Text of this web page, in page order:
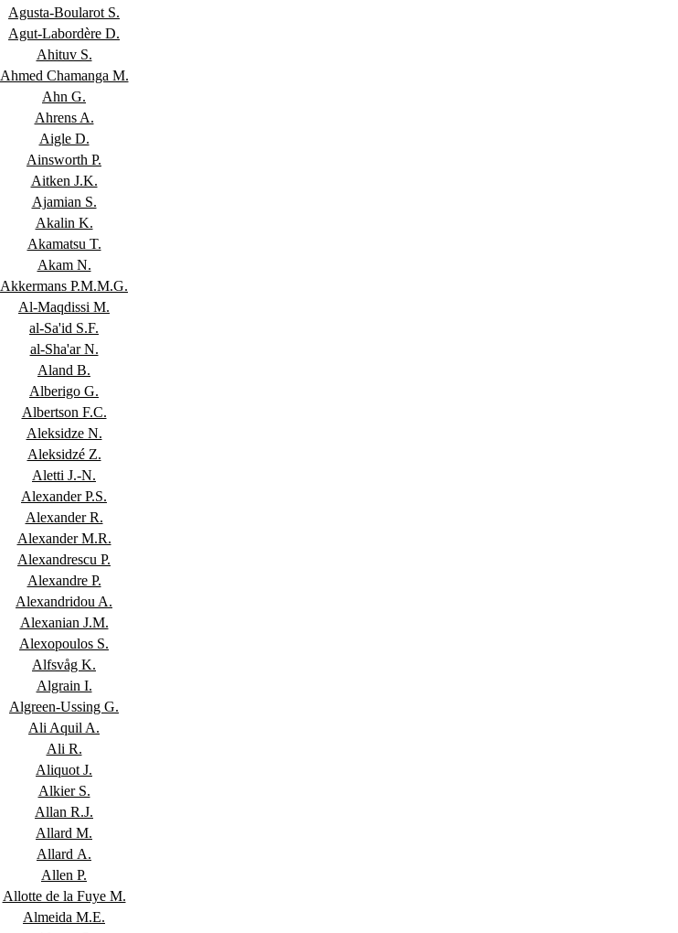
Agusta-Boularot S.
Agut-Labordère D.
Ahituv S.
Ahmed Chamanga M.
Ahn G.
Ahrens A.
Aigle D.
Ainsworth P.
Aitken J.K.
Ajamian S.
Akalin K.
Akamatsu T.
Akam N.
Akkermans P.M.M.G.
Al-Maqdissi M.
al-Sa'id S.F.
al-Sha'ar N.
Aland B.
Alberigo G.
Albertson F.C.
Aleksidze N.
Aleksidzé Z.
Aletti J.-N.
Alexander P.S.
Alexander R.
Alexander M.R.
Alexandrescu P.
Alexandre P.
Alexandridou A.
Alexanian J.M.
Alexopoulos S.
Alfsvåg K.
Algrain I.
Algreen-Ussing G.
Ali Aquil A.
Ali R.
Aliquot J.
Alkier S.
Allan R.J.
Allard M.
Allard A.
Allen P.
Allotte de la Fuye M.
Almeida M.E.